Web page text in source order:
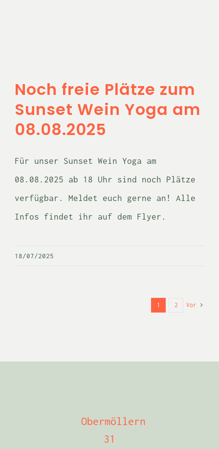
Noch freie Plätze zum
Sunset Wein Yoga am
08.08.2025
Für unser Sunset Wein Yoga am
08.08.2025 ab 18 Uhr sind noch Plätze
verfügbar. Meldet euch gerne an! Alle
Infos findet ihr auf dem Flyer.
18/07/2025
1 2 Vor
Obermöllern
31